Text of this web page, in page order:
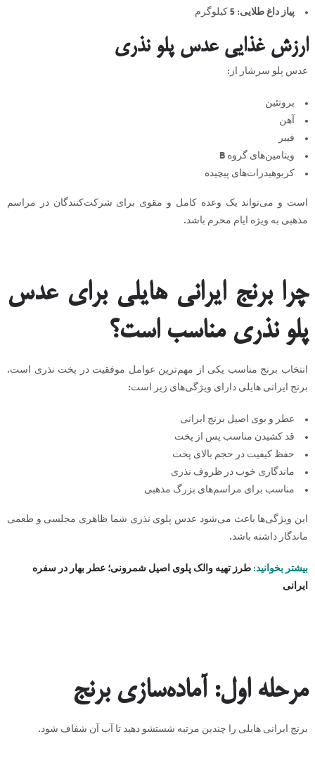
پیاز داغ طلایی:
ارزش غذایی عدس پلو نذری
عدس پلو سرشار از:
پروتئین
آهن
فیبر
ویتامین‌های گروه B
کربوهیدرات‌های پیچیده
است و می‌تواند یک وعده کامل و مقوی برای شرکت‌کنندگان در مراسم
مذهبی به ویژه ایام محرم باشد.
چرا برنج ایرانی هایلی برای عدس
پلو نذری مناسب است؟
انتخاب برنج مناسب یکی از مهم‌ترین عوامل موفقیت در پخت نذری است.
برنج ایرانی هایلی دارای ویژگی‌های زیر است:
عطر و بوی اصیل برنج ایرانی
قد کشیدن مناسب پس از پخت
حفظ کیفیت در حجم بالای پخت
ماندگاری خوب در ظروف نذری
مناسب برای مراسم‌های بزرگ مذهبی
این ویژگی‌ها باعث می‌شود عدس پلوی نذری شما ظاهری مجلسی و طعمی
ماندگار داشته باشد.
بیشتر بخوانید: طرز تهیه والک پلوی اصیل شمرونی؛ عطر بهار در سفره
ایرانی
مرحله اول: آماده‌سازی برنج
برنج ایرانی هایلی را چندین مرتبه شستشو دهید تا آب آن شفاف شود.